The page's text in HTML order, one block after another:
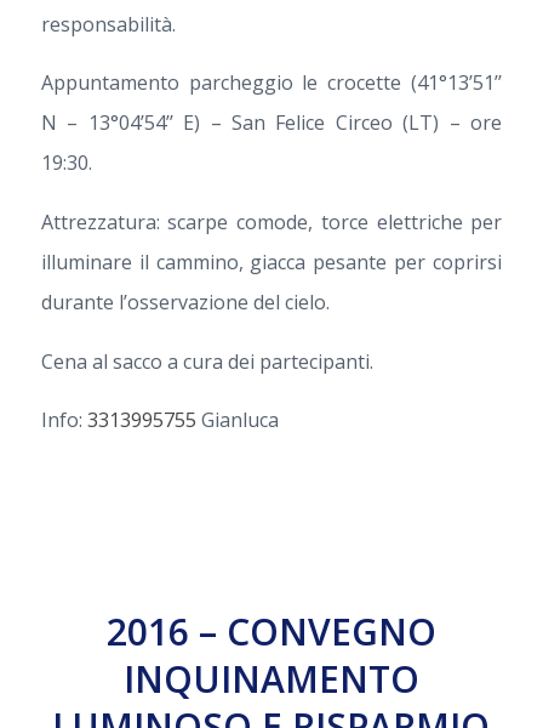
responsabilità.
Appuntamento parcheggio le crocette (41°13’51’’
N – 13°04’54’’ E) – San Felice Circeo (LT) – ore
19:30.
Attrezzatura: scarpe comode, torce elettriche per
illuminare il cammino, giacca pesante per coprirsi
durante l’osservazione del cielo.
Cena al sacco a cura dei partecipanti.
Info: 3313995755 Gianluca
2016 – CONVEGNO
INQUINAMENTO